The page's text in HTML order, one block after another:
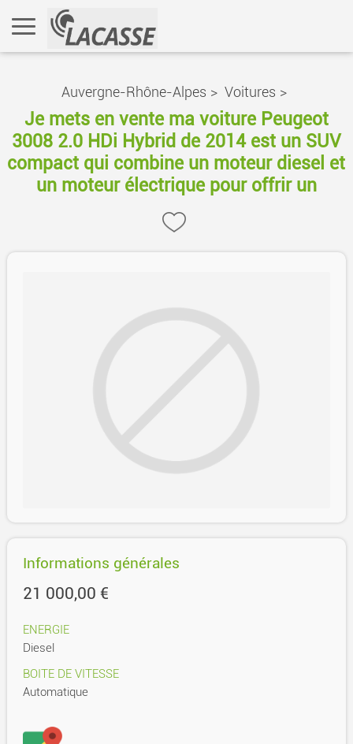
Auvergne-Rhône-Alpes > Voitures >
Je mets en vente ma voiture Peugeot
3008 2.0 HDi Hybrid de 2014 est un SUV
compact qui combine un moteur diesel et
un moteur électrique pour offrir un
Informations générales
21 000,00 €
ENERGIE
Diesel
BOITE DE VITESSE
Automatique